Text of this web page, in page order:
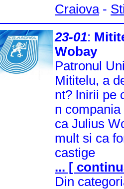
Craiova-
23-01:
Wobay
Patronul
Mititelu, a
nt? lnirii pe
n
ca Julius
mult si ca
castige
... [
Din